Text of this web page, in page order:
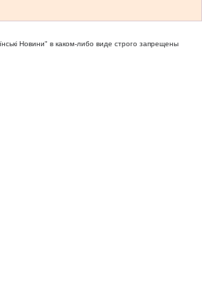
Новини" в каком-либо виде строго запрещены